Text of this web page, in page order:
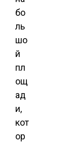
бо
ль
шо
й
пл
ощ
ад
и,
кот
ор